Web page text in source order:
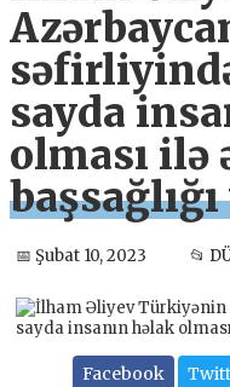
sayda
olması ilə
📅 Şubat 10, 2023 📂
Facebook